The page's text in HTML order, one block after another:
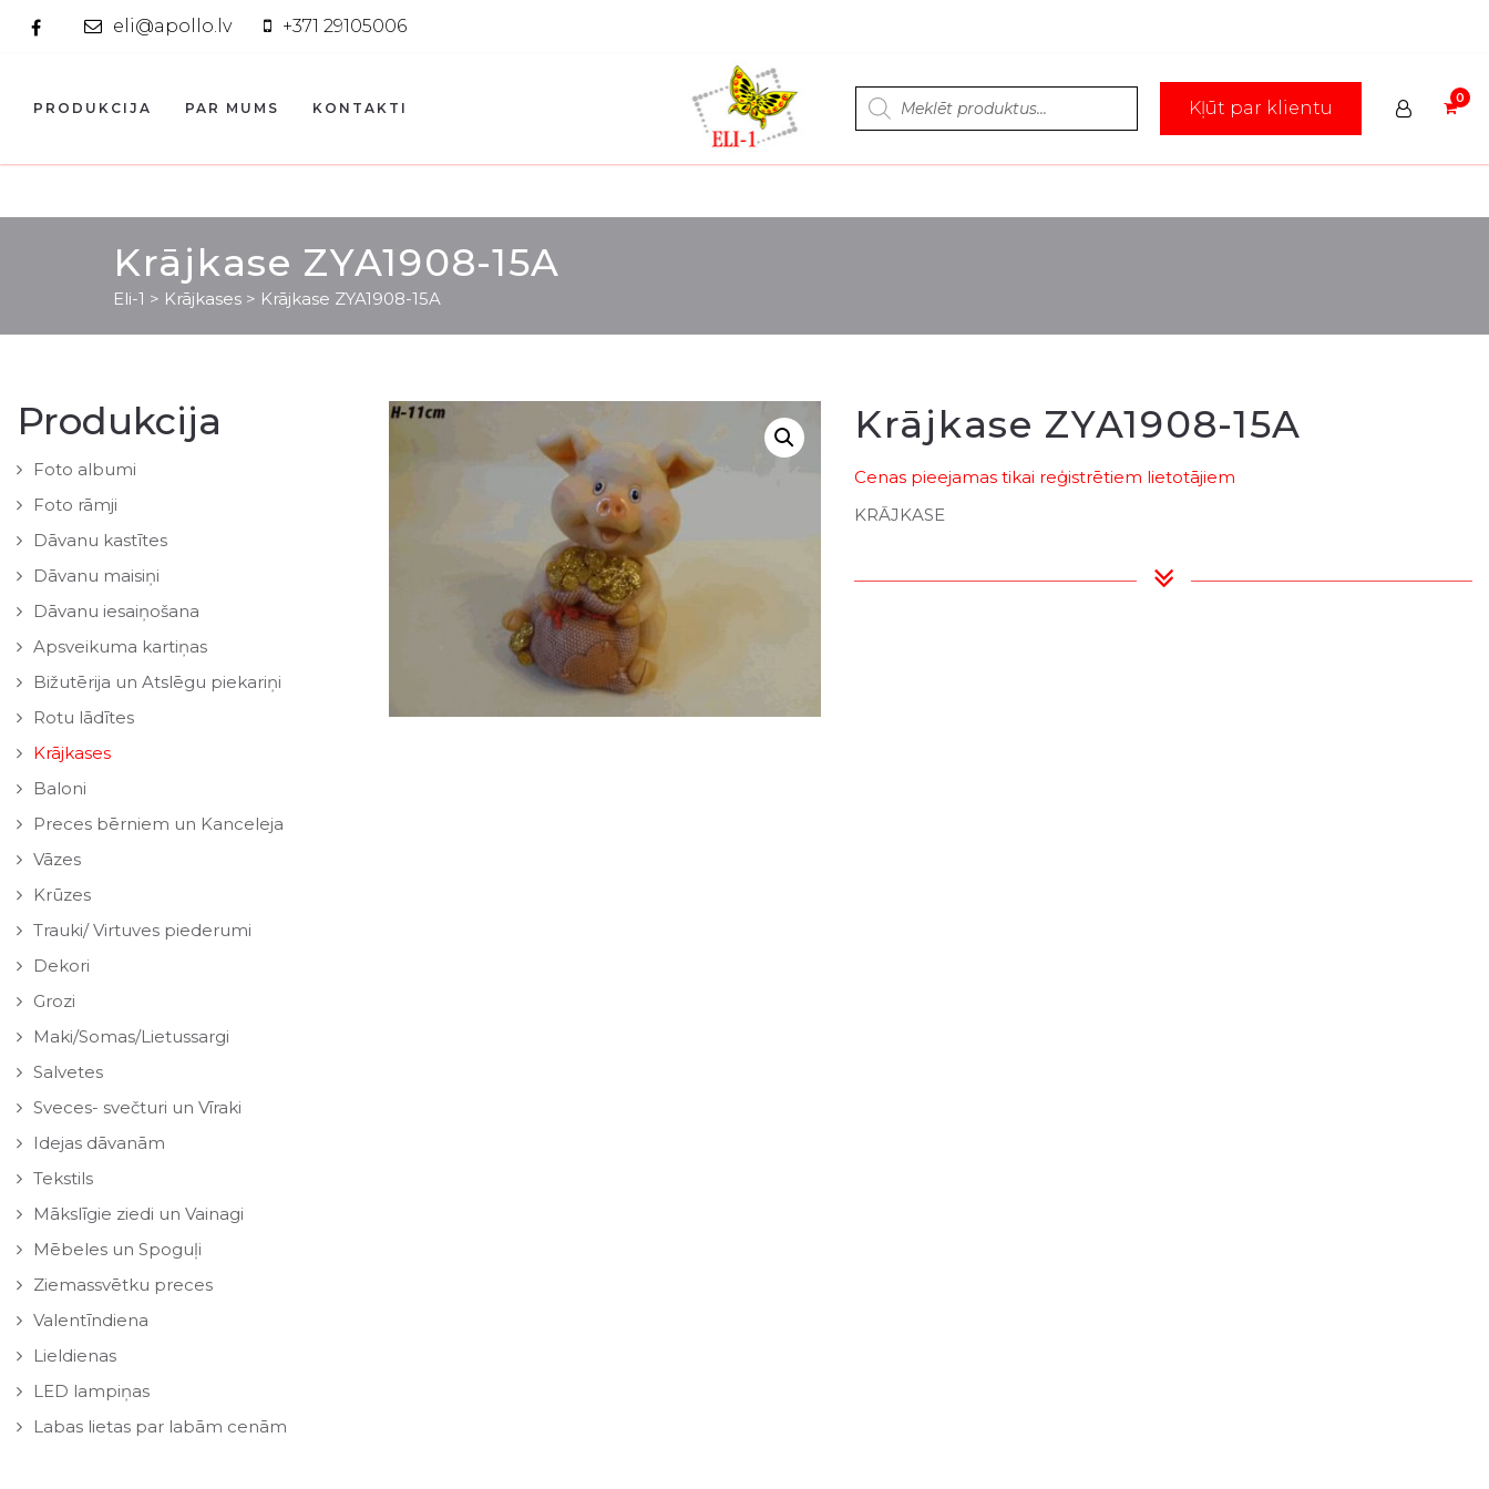
eli@apollo.lv +371 29105006
Products
search Kļūt par klientu
PRODUKCIJA PAR MUMS KONTAKTI
Krājkase ZYA1908-15A
Eli-1 > Krājkases > Krājkase ZYA1908-15A
Produkcija
Foto albumi
Foto rāmji
Dāvanu kastītes
Dāvanu maisiņi
Dāvanu iesaiņošana
Apsveikuma kartiņas
Bižutērija un Atslēgu piekariņi
Rotu lādītes
Krājkases
Baloni
Preces bērniem un Kanceleja
Vāzes
Krūzes
Trauki/ Virtuves piederumi
Dekori
Grozi
Maki/Somas/Lietussargi
Salvetes
Sveces- svečturi un Vīraki
Idejas dāvanām
Tekstils
Mākslīgie ziedi un Vainagi
Mēbeles un Spoguļi
Ziemassvētku preces
Valentīndiena
Lieldienas
LED lampiņas
Labas lietas par labām cenām
Krājkase ZYA1908-15A
Cenas pieejamas tikai reģistrētiem lietotājiem
KRĀJKASE